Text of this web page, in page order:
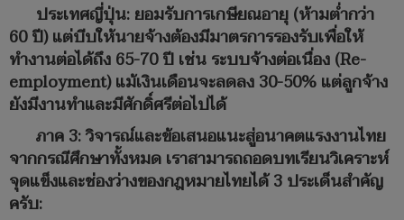
ประเทศญี่ปุ่น: ยอมรับการเกษียณอายุ (ห้ามต่ำกว่า
60 ปี) แต่บีบให้นายจ้างต้องมีมาตรการรองรับเพื่อให้
ทำงานต่อได้ถึง 65-70 ปี เช่น ระบบจ้างต่อเนื่อง (Re-
employment) แม้เงินเดือนจะลดลง 30-50% แต่ลูกจ้าง
ยังมีงานทำและมีศักดิ์ศรีต่อไปได้
ภาค 3: วิจารณ์และข้อเสนอแนะสู่อนาคตแรงงานไทย
จากกรณีศึกษาทั้งหมด เราสามารถถอดบทเรียนวิเคราะห์
จุดแข็งและช่องว่างของกฎหมายไทยได้ 3 ประเด็นสำคัญ
ครับ: